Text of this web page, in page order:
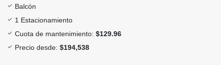
Balcón
1 Estacionamiento
Cuota de mantenimiento: $129.96
Precio desde: $194,538